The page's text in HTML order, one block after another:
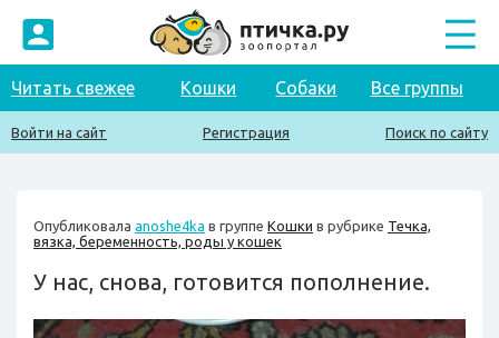
Читать свежее Кошки Собаки Все группы
Войти на сайт Регистрация Поиск по сайту
Опубликовала anoshe4ka в группе Кошки в рубрике Течка,
вязка, беременность, роды у кошек
У нас, снова, готовится пополнение.